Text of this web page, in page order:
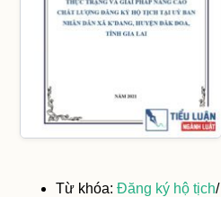
Từ khóa:Đăng ký hộ tịch/